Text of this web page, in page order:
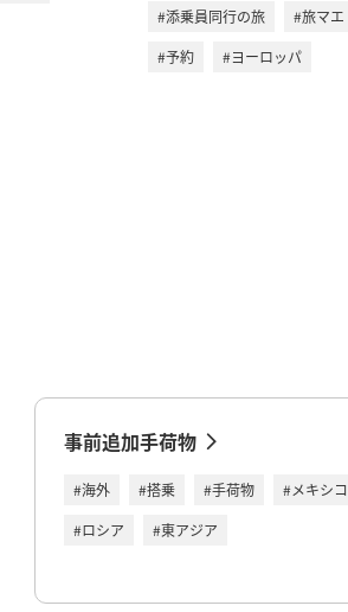
#添乗員同行の旅
#旅マエ
#予約
#ヨーロッパ
事前追加手荷物
#海外 #搭乗 #手荷物
#メキシコ
#ロシア
#東アジア